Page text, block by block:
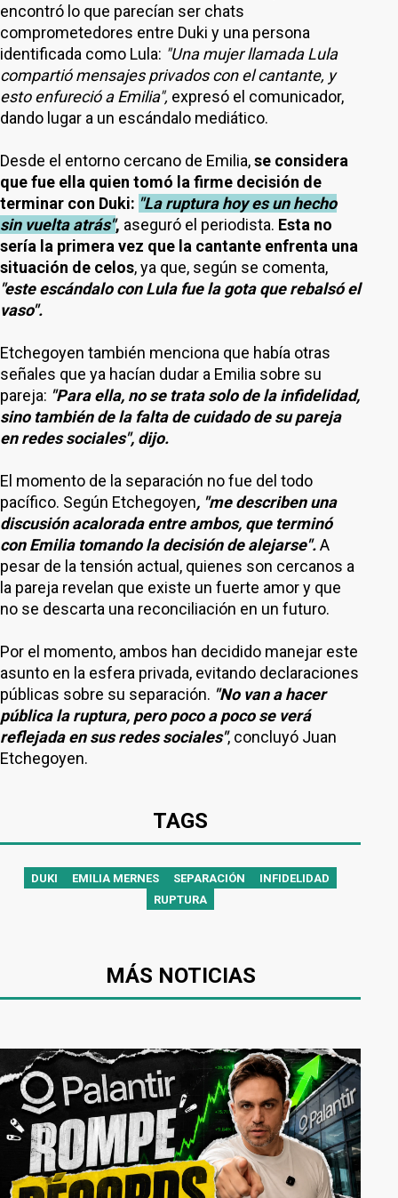
encontró lo que parecían ser chats
comprometedores entre Duki y una persona
identificada como Lula: "Una mujer llamada Lula
compartió mensajes privados con el cantante, y
esto enfureció a Emilia", expresó el comunicador,
dando lugar a un escándalo mediático.
Desde el entorno cercano de Emilia,se considera
que fue ella quien tomó la firme decisión de
terminar con Duki: "La ruptura hoy es un hecho
sin vuelta atrás", aseguró el periodista. Esta no
sería la primera vez que la cantante enfrenta una
situación de celos, ya que, según se comenta,
"este escándalo con Lula fue la gota que rebalsó el
vaso".
Etchegoyen también menciona que había otras
señales que ya hacían dudar a Emilia sobre su
pareja: "Para ella, no se trata solo de la infidelidad,
sino también de la falta de cuidado de su pareja
en redes sociales", dijo.
El momento de la separación no fue del todo
pacífico. Según Etchegoyen, "me describen una
discusión acalorada entre ambos, que terminó
con Emilia tomando la decisión de alejarse".A
pesar de la tensión actual, quienes son cercanos a
la pareja revelan que existe un fuerte amor y que
no se descarta una reconciliación en un futuro.
Por el momento, ambos han decidido manejar este
asunto en la esfera privada, evitando declaraciones
públicas sobre su separación. "No van a hacer
pública la ruptura, pero poco a poco se verá
reflejada en sus redes sociales", concluyó Juan
Etchegoyen.
TAGS
DUKI EMILIA MERNES SEPARACIÓN
INFIDELIDAD
RUPTURA
MÁS NOTICIAS